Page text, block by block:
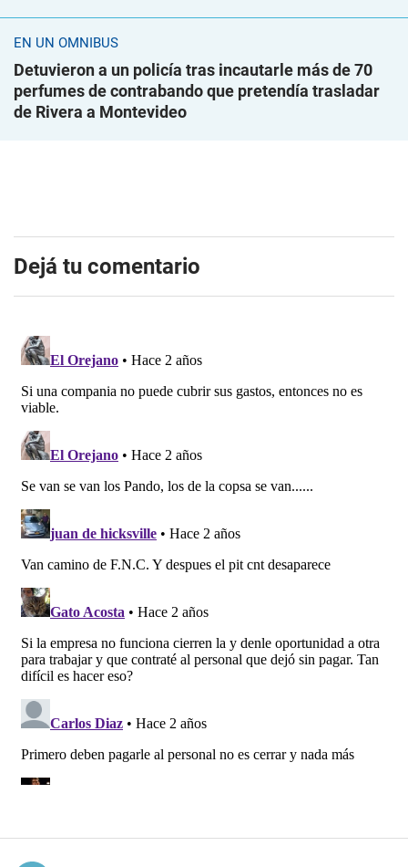
EN UN ÓMNIBUS
Detuvieron a un policía tras incautarle más de 70
perfumes de contrabando que pretendía trasladar
de Rivera a Montevideo
Dejá tu comentario